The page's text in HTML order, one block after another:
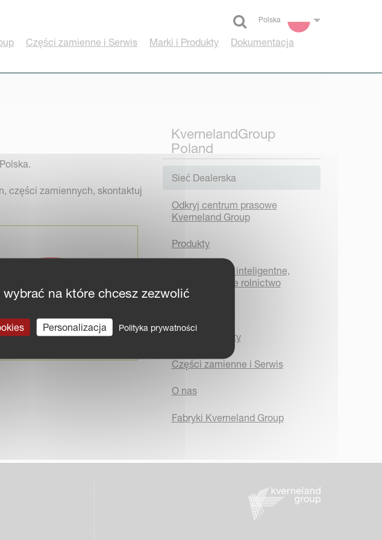
Polska
Select language
Części zamienne i Serwis Marki i Produkty Dokumentacja
części zamiennych, skontaktuj
KvernelandGroup
Poland
Sieć Dealerska
Odkryj centrum prasowe
Kverneland Group
Produkty
iM FARMING - inteligentne,
wydajne i łatwe rolnictwo
Marki i Produkty
Części zamienne i Serwis
O nas
Fabryki Kverneland Group
na które chcesz zezwolić
Personalizacja Polityka prywatności